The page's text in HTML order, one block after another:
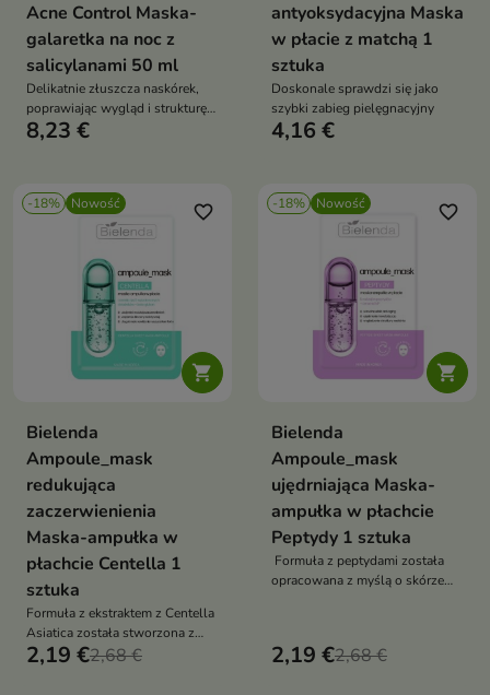
Acne Control Maska-
galaretka na noc z
salicylanami 50 ml
Delikatnie złuszcza naskórek,
poprawiając wygląd i strukturę
skóry
8,23 €
antyoksydacyjna Maska
w płacie z matchą 1
sztuka
Doskonale sprawdzi się jako
szybki zabieg pielęgnacyjny
4,16 €
-18% Nowość

favorite_border
Bielenda
Ampoule_mask
redukująca
zaczerwienienia
Maska-ampułka w
płachcie Centella 1
sztuka
Formuła z ekstraktem z Centella
Asiatica została stworzona z
myślą o skórze wrażliwej,
2,19 €2,68 €
-18% Nowość

favorite_border
Bielenda
Ampoule_mask
ujędrniająca Maska-
ampułka w płachcie
Peptydy 1 sztuka
Formuła z peptydami została
opracowana z myślą o skórze
2,19 €2,68 €